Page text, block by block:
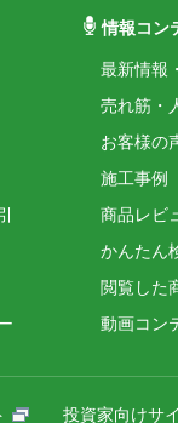
情報コン
最新情報
売れ筋・
お客様の
施工事例
商品レビ
かんたん
閲覧した
動画コン
投資家向けサ